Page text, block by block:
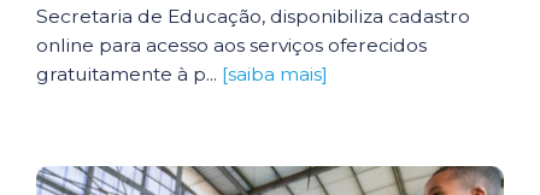
Secretaria de Educação, disponibiliza cadastro
online para acesso aos serviços oferecidos
gratuitamente à p... [saiba mais]